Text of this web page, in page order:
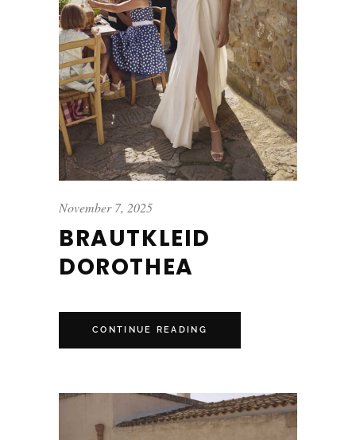
November 7, 2025
BRAUTKLEID
DOROTHEA
CONTINUE READING